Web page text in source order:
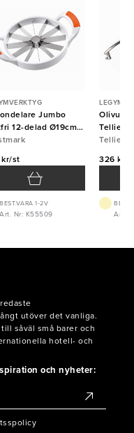
Jumbo
12-delad Ø19cm
kr/st
BEST.VARA 1-2V
Art. Nr: K55509
Tellier
Tellier
326 kr/
Art.
utöver det vanliga.
såväl små barer och
hotell- och
och nyheter: